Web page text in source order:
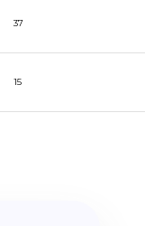
37
15